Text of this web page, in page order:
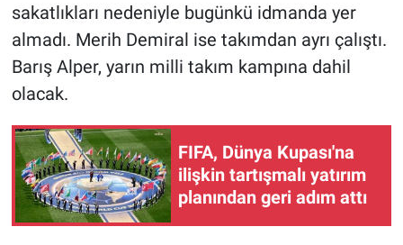
sakatlıkları nedeniyle bugünkü idmanda yer
almadı. Merih Demiral ise takımdan ayrı çalıştı.
Barış Alper, yarın milli takım kampına dahil
olacak.
FIFA, Dünya Kupası'na
ilişkin tartışmalı yatırım
planından geri adım attı